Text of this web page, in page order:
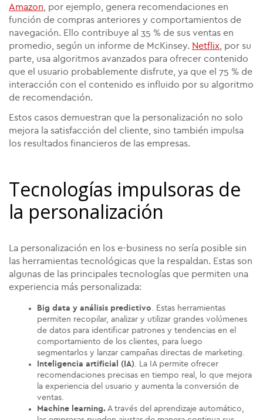
Amazon, por ejemplo, genera recomendaciones en
función de compras anteriores y comportamientos de
navegación. Ello contribuye al 35 % de sus ventas en
promedio, según un informe de McKinsey. Netflix, por su
parte, usa algoritmos avanzados para ofrecer contenido
que el usuario probablemente disfrute, ya que el 75 % de
interacción con el contenido es influido por su algoritmo
de recomendación.
Estos casos demuestran que la personalización no solo
mejora la satisfacción del cliente, sino también impulsa
los resultados financieros de las empresas.
Tecnologías impulsoras de
la personalización
La personalización en los e-business no sería posible sin
las herramientas tecnológicas que la respaldan. Estas son
algunas de las principales tecnologías que permiten una
experiencia más personalizada:
Big data y análisis predictivo. Estas herramientas
permiten recopilar, analizar y utilizar grandes volúmenes
de datos para identificar patrones y tendencias en el
comportamiento de los clientes, para luego
segmentarlos y lanzar campañas directas de marketing.
Inteligencia artificial (IA). La IA permite ofrecer
recomendaciones precisas en tiempo real, lo que mejora
la experiencia del usuario y aumenta la conversión de
ventas.
Machine learning. A través del aprendizaje automático,